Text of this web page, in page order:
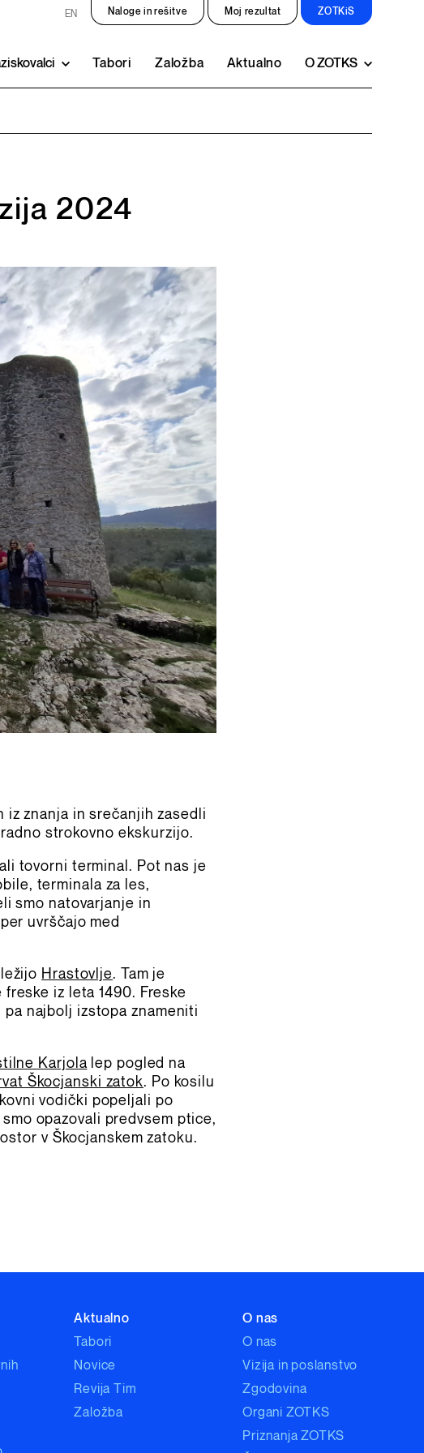
EN Naloge in rešitve Moj rezultat ZOTKiS
Tabori Založba Aktualno O ZOTKS
2024
znanja in srečanjih zasedli
strokovno ekskurzijo.
tovorni terminal. Pot nas je
terminala za les,
smo natovarjanje in
uvrščajo med
Hrastovlje. Tam je
iz leta 1490. Freske
najbolj izstopa znameniti
Karjola lep pogled na
Škocjanski zatok. Po kosilu
vodički popeljali po
opazovali predvsem ptice,
v Škocjanskem zatoku.
Aktualno
Tabori
Novice
Revija Tim
Založba
O nas
O nas
Vizija in poslanstvo
Zgodovina
Organi ZOTKS
Priznanja ZOTKS